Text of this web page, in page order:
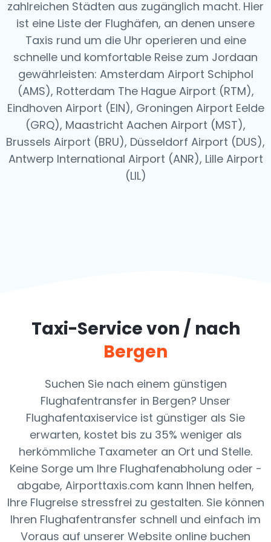
zahlreichen Städten aus zugänglich macht. Hier
ist eine Liste der Flughäfen, an denen unsere
Taxis rund um die Uhr operieren und eine
schnelle und komfortable Reise zum Jordaan
gewährleisten: Amsterdam Airport Schiphol
(AMS), Rotterdam The Hague Airport (RTM),
Eindhoven Airport (EIN), Groningen Airport Eelde
(GRQ), Maastricht Aachen Airport (MST),
Brussels Airport (BRU), Düsseldorf Airport (DUS),
Antwerp International Airport (ANR), Lille Airport
(LIL)
Taxi-Service von / nach
Bergen
Suchen Sie nach einem günstigen
Flughafentransfer in Bergen? Unser
Flughafentaxiservice ist günstiger als Sie
erwarten, kostet bis zu 35% weniger als
herkömmliche Taxameter an Ort und Stelle.
Keine Sorge um Ihre Flughafenabholung oder -
abgabe, Airporttaxis.com kann Ihnen helfen,
Ihre Flugreise stressfrei zu gestalten. Sie können
Ihren Flughafentransfer schnell und einfach im
Voraus auf unserer Website online buchen